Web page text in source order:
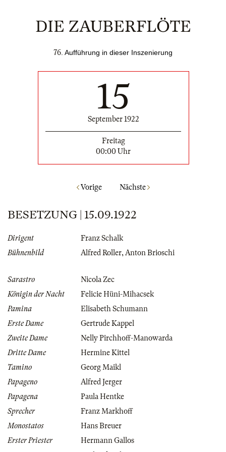
DIE ZAUBERFLÖTE
76 . Aufführung in dieser Inszenierung
15
September 1922
Freitag
00:00 Uhr
Vorige Nächste
BESETZUNG | 15.09.1922
Dirigent
Franz Schalk
Bühnenbild
Alfred Roller,Anton Brioschi
Sarastro
Nicola Zec
Königin der Nacht
Felicie Hüni-Mihacsek
Pamina
Elisabeth Schumann
Erste Dame
Gertrude Kappel
Zweite Dame
Nelly Pirchhoff-Manowarda
Dritte Dame
Hermine Kittel
Tamino
Georg Maikl
Papageno
Alfred Jerger
Papagena
Paula Hentke
Sprecher
Franz Markhoff
Monostatos
Hans Breuer
Erster Priester
Hermann Gallos